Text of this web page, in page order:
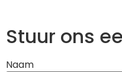
Stuur ons
Naam